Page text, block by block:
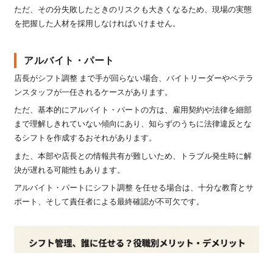
ただ、その分失敗したときのリスクも大きくなるため、現場の実態
を把握した人材を採用しなければいけません。
アルバイト・パート
店長がシフト調整 まで手が回らない場合、バイトリーダーやベテラ
ンスタッフが一任されるケースがあります。
ただ、基本的にアルバイト・パートの方は、雇用契約や法律を細部
まで理解しきれていない傾向にあり、知らずのうちに法律違反とな
るシフトを作成するおそれがあります。
また、本部や店長との情報共有が難しいため、トラブル発生時に解
決が遅れる可能性もあります。
アルバイト・パートにシフト調整 を任せる場合は、十分な教育とサ
ポート、そして責任者による最終確認が不可欠です。